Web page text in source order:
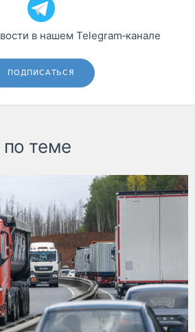
в нашем Telegram‑канале
ПОДПИСАТЬСЯ
теме